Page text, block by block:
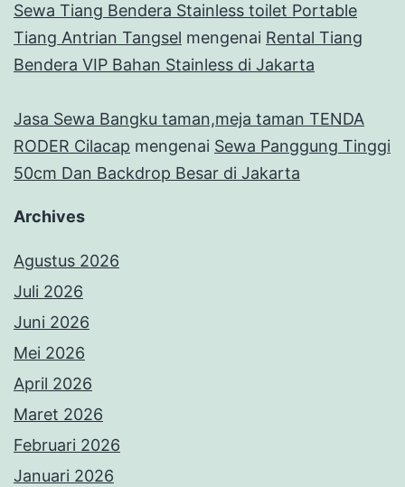
Sewa Tiang Bendera Stainless toilet Portable
Tiang Antrian Tangsel mengenai Rental Tiang
Bendera VIP Bahan Stainless di Jakarta
Jasa Sewa Bangku taman,meja taman TENDA
RODER Cilacap mengenai Sewa Panggung Tinggi
50cm Dan Backdrop Besar di Jakarta
Archives
Agustus 2026
Juli 2026
Juni 2026
Mei 2026
April 2026
Maret 2026
Februari 2026
Januari 2026